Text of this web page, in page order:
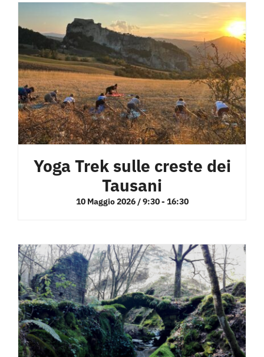
Yoga Trek sulle creste dei
Tausani
10 Maggio 2026 / 9:30- 16:30